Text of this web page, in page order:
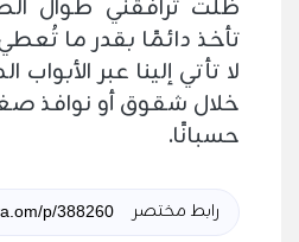
ظلَّت تُرافقني طوال
تأخذ دائمًا بقدر ما
لا تأتي إلينا عبر
خلال شقوق أو نوافذ
حسبانًا.
رابط مختصر